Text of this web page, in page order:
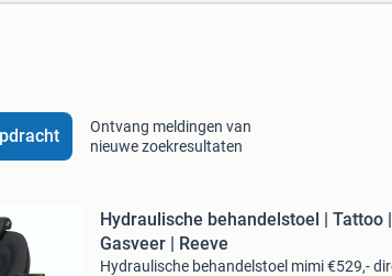
Ontvang meldingen van
nieuwe zoekresultaten
Hydraulische behandelstoel | Tattoo |
Gasveer | Reeve
Hydraulische behandelstoel mimi €529,-